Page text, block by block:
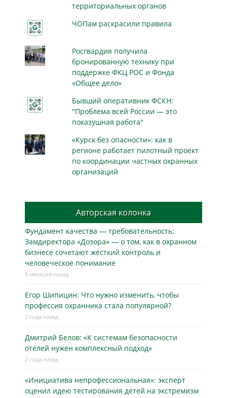
территориальных органов
ЧОПам раскрасили правила
Росгвардия получила
бронированную технику при
поддержке ФКЦ РОС и Фонда
«Общее дело»
Бывший оперативник ФСКН:
"Проблема всей России — это
показушная работа"
«Курск без опасности»: как в
регионе работает пилотный проект
по координации частных охранных
организаций
Авторская колонка
Фундамент качества — требовательность:
Замдиректора «Дозора» — о том, как в охранном
бизнесe сочетают жёсткий контроль и
человеческое понимание
9 месяцев назад
Егор Шипицин: Что нужно изменить, чтобы
профессия охранника стала популярной?
2 года назад
Дмитрий Белов: «К системам безопасности
отелей нужен комплексный подход»
2 года назад
«Инициатива непрофессиональная»: эксперт
оценил идею тестирования детей на экстремизм